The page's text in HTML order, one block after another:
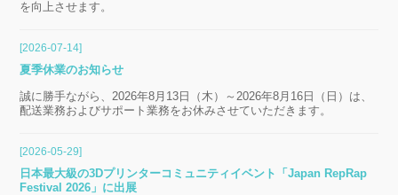
を向上させます。
[2026-07-14]
夏季休業のお知らせ
誠に勝手ながら、2026年8月13日（木）～2026年8月16日（日）は、
配送業務およびサポート業務をお休みさせていただきます。
[2026-05-29]
日本最大級の3Dプリンターコミュニティイベント「Japan RepRap
Festival 2026」に出展